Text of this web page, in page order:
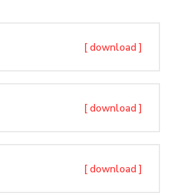
[ download ]
[ download ]
[ download ]